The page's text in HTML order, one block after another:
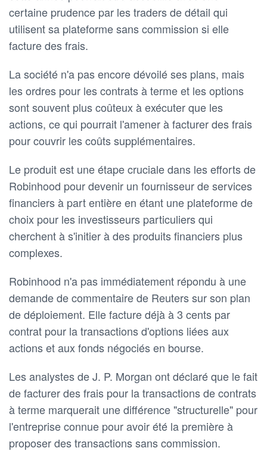
certaine prudence par les traders de détail qui
utilisent sa plateforme sans commission si elle
facture des frais.
La société n'a pas encore dévoilé ses plans, mais
les ordres pour les contrats à terme et les options
sont souvent plus coûteux à exécuter que les
actions, ce qui pourrait l'amener à facturer des frais
pour couvrir les coûts supplémentaires.
Le produit est une étape cruciale dans les efforts de
Robinhood pour devenir un fournisseur de services
financiers à part entière en étant une plateforme de
choix pour les investisseurs particuliers qui
cherchent à s'initier à des produits financiers plus
complexes.
Robinhood n'a pas immédiatement répondu à une
demande de commentaire de Reuters sur son plan
de déploiement. Elle facture déjà à 3 cents par
contrat pour la transactions d'options liées aux
actions et aux fonds négociés en bourse.
Les analystes de J. P. Morgan ont déclaré que le fait
de facturer des frais pour la transactions de contrats
à terme marquerait une différence "structurelle" pour
l'entreprise connue pour avoir été la première à
proposer des transactions sans commission.